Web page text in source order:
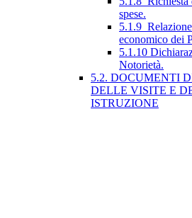
spese.
economico dei
5.1.10
Notorietà.
5.2. DOCUMENTI
DELLE VISITE E
ISTRUZIONE